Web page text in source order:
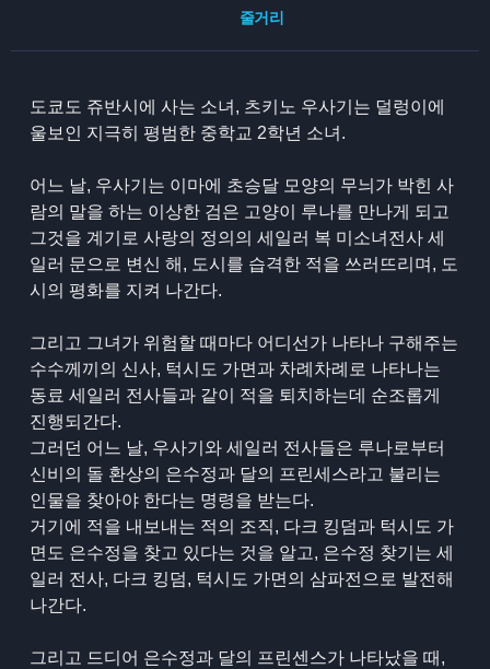
줄거리
도쿄도 쥬반시에 사는 소녀, 츠키노 우사기는 덜렁이에
울보인 지극히 평범한 중학교 2학년 소녀.
어느 날, 우사기는 이마에 초승달 모양의 무늬가 박힌 사
람의 말을 하는 이상한 검은 고양이 루나를 만나게 되고
그것을 계기로 사랑의 정의의 세일러 복 미소녀전사 세
일러 문으로 변신 해, 도시를 습격한 적을 쓰러뜨리며, 도
시의 평화를 지켜 나간다.
그리고 그녀가 위험할 때마다 어디선가 나타나 구해주는
수수께끼의 신사, 턱시도 가면과 차례차례로 나타나는
동료 세일러 전사들과 같이 적을 퇴치하는데 순조롭게
진행되간다.
그러던 어느 날, 우사기와 세일러 전사들은 루나로부터
신비의 돌 환상의 은수정과 달의 프린세스라고 불리는
인물을 찾아야 한다는 명령을 받는다.
거기에 적을 내보내는 적의 조직, 다크 킹덤과 턱시도 가
면도 은수정을 찾고 있다는 것을 알고, 은수정 찾기는 세
일러 전사, 다크 킹덤, 턱시도 가면의 삼파전으로 발전해
나간다.
그리고 드디어 은수정과 달의 프린센스가 나타났을 때,